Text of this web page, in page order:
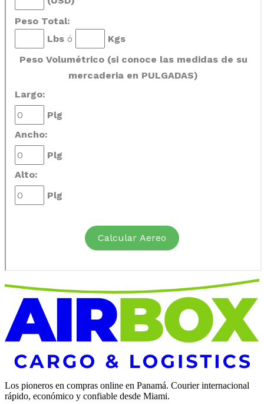
Los pioneros en compras online en Panamá. Courier internacional
rápido, económico y confiable desde Miami.